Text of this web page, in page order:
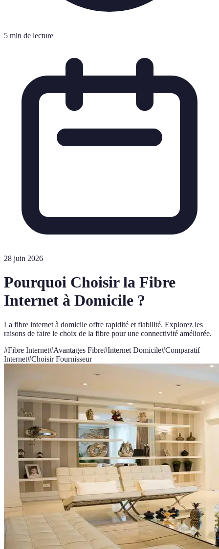
5 min de lecture
28 juin 2026
Pourquoi Choisir la Fibre
Internet à Domicile ?
La fibre internet à domicile offre rapidité et fiabilité. Explorez les
raisons de faire le choix de la fibre pour une connectivité améliorée.
#Fibre Internet#Avantages Fibre#Internet Domicile#Comparatif
Internet#Choisir Fournisseur